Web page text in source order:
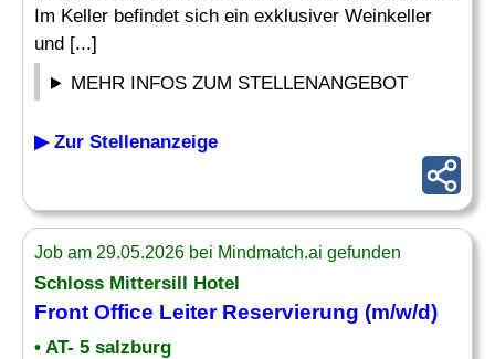
Im Keller befindet sich ein exklusiver Weinkeller
und [...]
MEHR INFOS ZUM STELLENANGEBOT
▶ Zur Stellenanzeige
Job am 29.05.2026 bei Mindmatch.ai gefunden
Schloss Mittersill Hotel
Front Office Leiter Reservierung (m/w/d)
• AT- 5 salzburg